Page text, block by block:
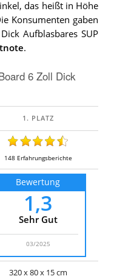
das heißt in Höhe
Konsumenten gaben
Aufblasbares SUP
.
6 Zoll Dick
148 Erfahrungsberichte
Bewertung
1,3
Sehr Gut
03/2025
320 x 80 x 15 cm